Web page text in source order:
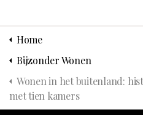
Home
Bijzonder Wonen
Wonen in het buitenland:
met tien kamers